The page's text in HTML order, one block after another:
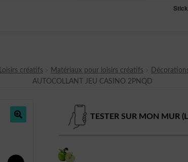
Loisirs créatifs Matériaux pour loisirs créatifs
AUTOCOLLANT JEU CASINO 2PNQD
TESTER SUR MON MUR